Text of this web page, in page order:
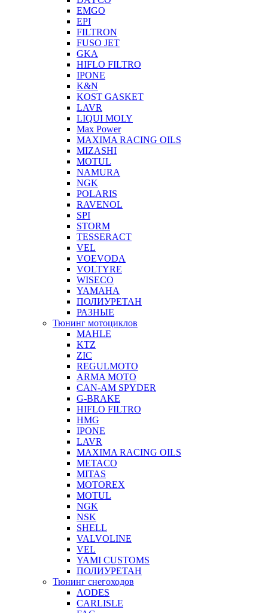
EMGO
EPI
FILTRON
FUSO JET
GKA
HIFLO FILTRO
IPONE
K&N
KOST GASKET
LAVR
LIQUI MOLY
Max Power
MAXIMA RACING OILS
MIZASHI
MOTUL
NAMURA
NGK
POLARIS
RAVENOL
SPI
STORM
TESSERACT
VEL
VOEVODA
VOLTYRE
WISECO
YAMAHA
ПОЛИУРЕТАН
РАЗНЫЕ
Тюнинг мотоциклов
MAHLE
KTZ
ZIC
REGULMOTO
ARMA MOTO
CAN-AM SPYDER
G-BRAKE
HIFLO FILTRO
HMG
IPONE
LAVR
MAXIMA RACING OILS
METACO
MITAS
MOTOREX
MOTUL
NGK
NSK
SHELL
VALVOLINE
VEL
YAMI CUSTOMS
ПОЛИУРЕТАН
Тюнинг снегоходов
AODES
CARLISLE